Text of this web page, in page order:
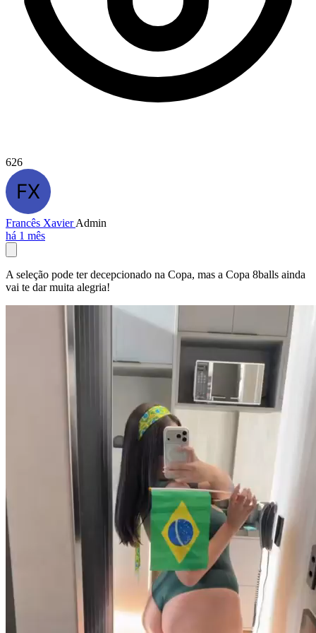
626
Francês XavierAdmin
há 1 mês
A seleção pode ter decepcionado na Copa, mas a Copa 8balls ainda
vai te dar muita alegria!